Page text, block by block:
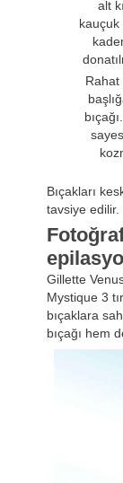
alt
Rahat
Bıçakları
tavsiye edilir.
Gillette
Mystique 3
bıçaklara
bıçağı hem